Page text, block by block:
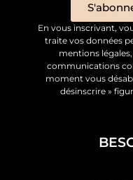
En vous inscrivant,
traite vos données
mentions
communications
moment vous
désinscrire »